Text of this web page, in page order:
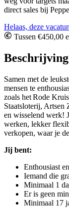
direct sales bij
Helaas, deze
Tussen €450,00
Beschrijving
Samen met de
mensen te
zoals het Rode
Staatsloterij, Artsen
en wisselend werk!
werken, lekker
verkopen, waar je
Jij bent:
Enthousiast
Iemand die
Minimaal 1
Er is geen
Minimaal 17